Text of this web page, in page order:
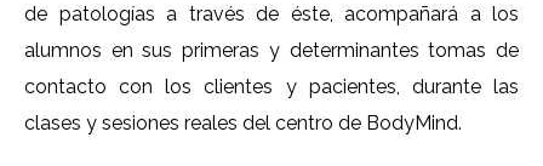
de patologías a través de éste, acompañará a los
alumnos en sus primeras y determinantes tomas de
contacto con los clientes y pacientes, durante las
clases y sesiones reales del centro de BodyMind.